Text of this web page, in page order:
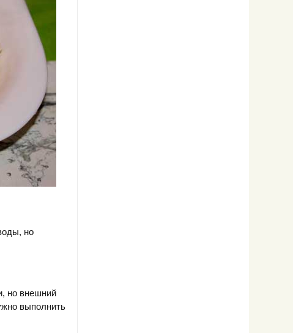
но
но внешний
выполнить